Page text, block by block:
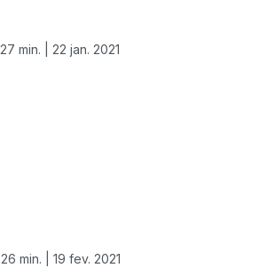
27 min. | 22 jan. 2021
26 min. | 19 fev. 2021